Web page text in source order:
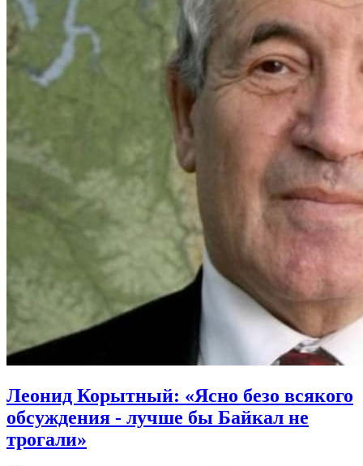
Леонид Корытный: «Ясно безо всякого
обсуждения - лучше бы Байкал не
трогали»